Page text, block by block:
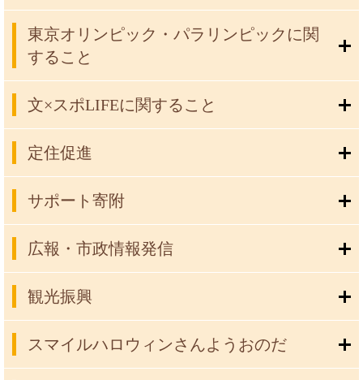
東京オリンピック・パラリンピックに関
すること
文×スポLIFEに関すること
定住促進
サポート寄附
広報・市政情報発信
観光振興
スマイルハロウィンさんようおのだ